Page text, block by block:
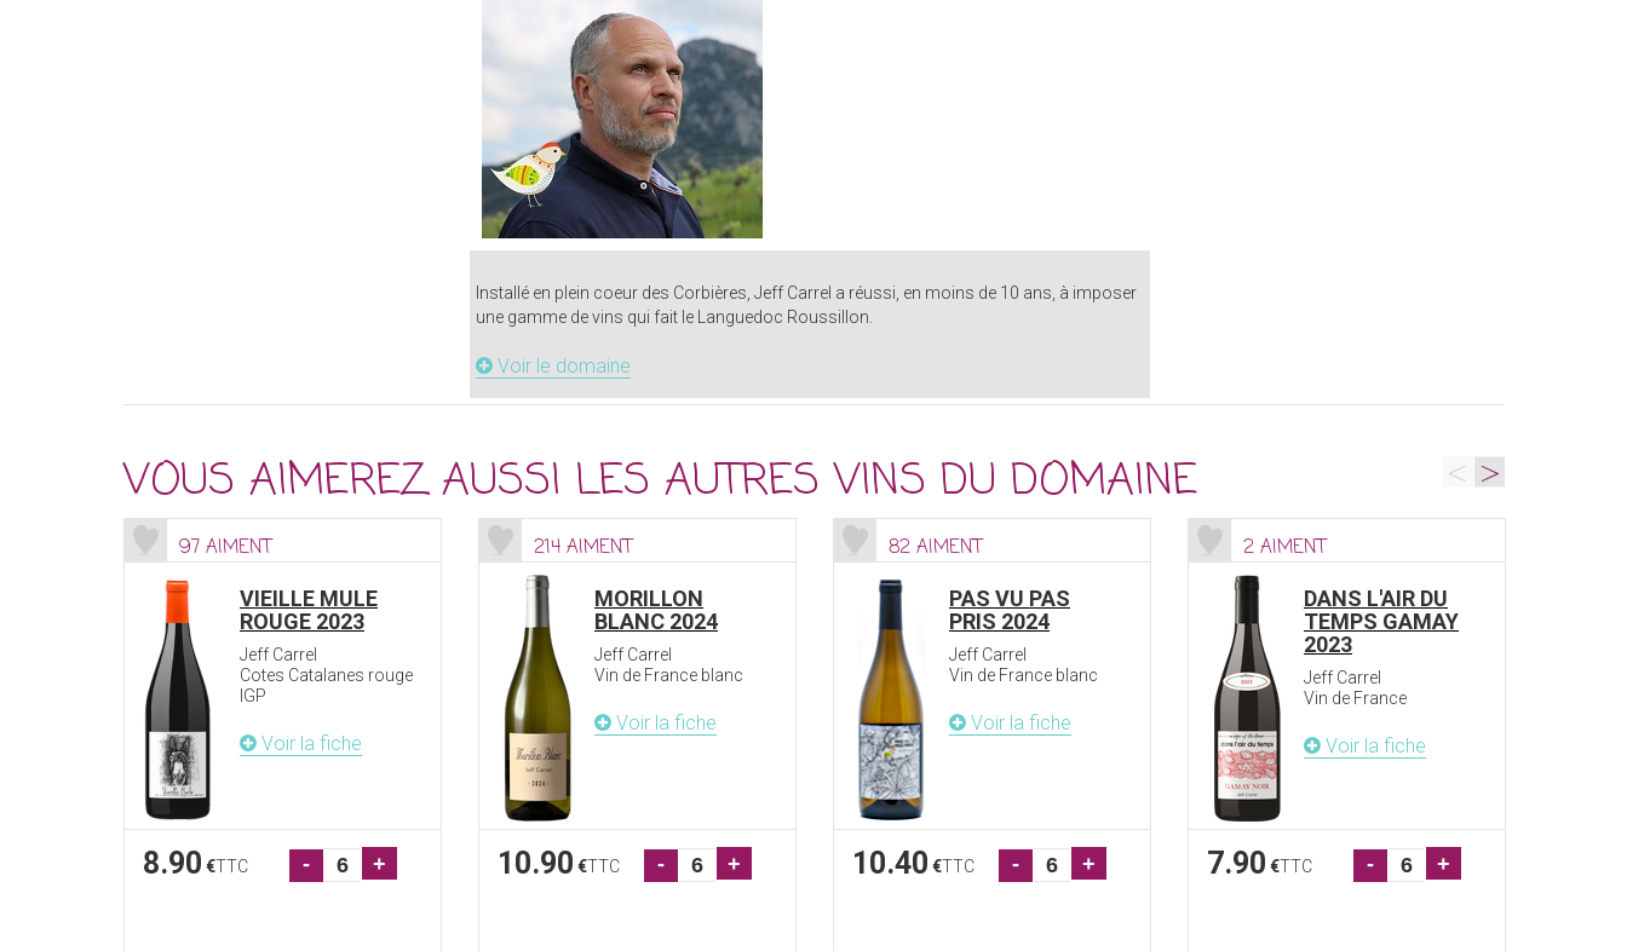
Installé en plein coeur des Corbières, Jeff Carrel a réussi, en moins de 10 ans, à imposer
une gamme de vins qui fait le Languedoc Roussillon.
Voir le domaine
VOUS AIMEREZ AUSSI LES AUTRES VINS DU DOMAINE <
97 AIMENT
VIEILLE MULE
ROUGE 2023
Jeff Carrel
Cotes Catalanes rouge
IGP
Voir la fiche
8.90 €TTC - +
214 AIMENT
MORILLON
BLANC 2024
Jeff Carrel
Vin de France blanc
Voir la fiche
10.90 €TTC - +
82 AIMENT
PAS VU PAS
PRIS 2024
Jeff Carrel
Vin de France blanc
Voir la fiche
10.40 €TTC - +
2 AIMENT
DANS L'AIR DU
TEMPS GAMAY
2023
Jeff Carrel
Vin de France
Voir la fiche
7.90 €TTC - +
>